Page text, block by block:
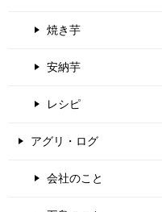
焼き芋
安納芋
レシピ
アグリ・ログ
会社のこと